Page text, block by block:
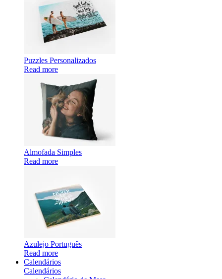
Puzzles Personalizados
Read more
Almofada Simples
Read more
Azulejo Português
Read more
Calendários
Calendários